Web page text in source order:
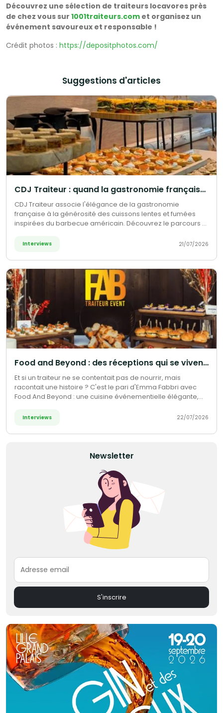
Découvrez une sélection de traiteurs locavores près
de chez vous sur 1001traiteurs.com et organisez un
événement savoureux et responsable !
Crédit photos : https://depositphotos.com/
Suggestions d'articles
CDJ Traiteur : quand la gastronomie française rencontre l'esprit barbecue américain
CDJ Traiteur associe l'élégance de la gastronomie
française à la générosité des cuissons lentes et fumées
inspirées du barbecue américain. Découvrez le parcours et
culinaire et accompagnement sur mesure.
Interviews 21/07/2026
Food and Beyond : des réceptions qui se vivent autant qu'elles se dégustent
Et si un traiteur ne se contentait pas de nourrir, mais
racontait une histoire ? C'est le pari d'Emma Fabbri avec
Food And Beyond : une cuisine événementielle élégante,
expérience à vivre, du cocktail au repas gastronomique.
Interviews 22/07/2026
Newsletter
Adresse email
S'inscrire